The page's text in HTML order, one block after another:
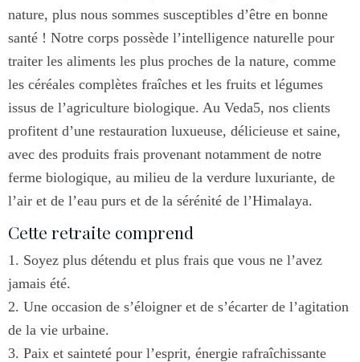
nature, plus nous sommes susceptibles d’être en bonne
santé ! Notre corps possède l’intelligence naturelle pour
traiter les aliments les plus proches de la nature, comme
les céréales complètes fraîches et les fruits et légumes
issus de l’agriculture biologique. Au Veda5, nos clients
profitent d’une restauration luxueuse, délicieuse et saine,
avec des produits frais provenant notamment de notre
ferme biologique, au milieu de la verdure luxuriante, de
l’air et de l’eau purs et de la sérénité de l’Himalaya.
Cette retraite comprend
1. Soyez plus détendu et plus frais que vous ne l’avez
jamais été.
2. Une occasion de s’éloigner et de s’écarter de l’agitation
de la vie urbaine.
3. Paix et sainteté pour l’esprit, énergie rafraîchissante